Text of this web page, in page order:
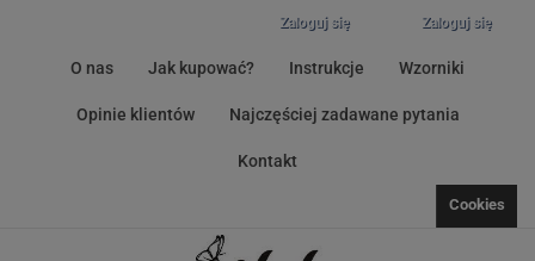
Zaloguj się
Zaloguj się
O nas Jak kupować? Instrukcje Wzorniki
Opinie klientów Najczęściej zadawane pytania
Kontakt
Cookies